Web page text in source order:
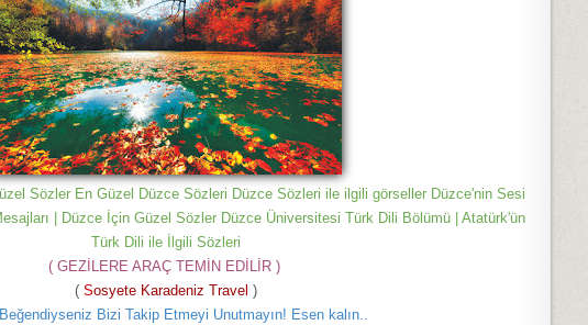
Sözler En Güzel Düzce Sözleri Düzce Sözleri ile ilgili görseller Düzce'nin Sesi
| Düzce İçin Güzel Sözler Düzce Üniversitesi Türk Dili Bölümü | Atatürk'ün
Türk Dili ile İlgili Sözleri
( GEZİLERE ARAÇ TEMİN EDİLİR )
( Sosyete Karadeniz Travel )
Bizi Takip Etmeyi Unutmayın! Esen kalın..